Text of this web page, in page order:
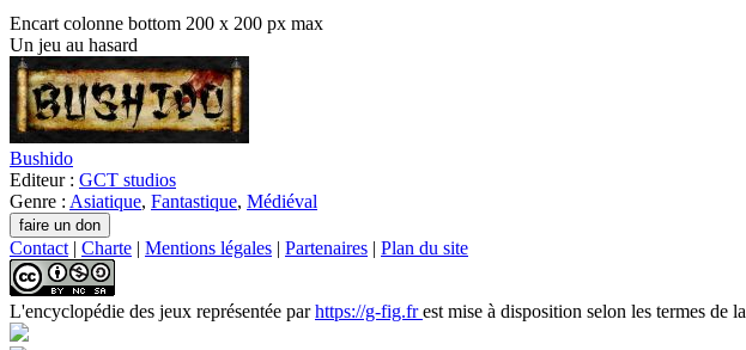
Encart colonne bottom 200 x 200 px max
Un jeu au hasard
Bushido
Editeur : GCT studios
Genre : Asiatique, Fantastique, Médiéval
Contact | Charte | Mentions légales | Partenaires | Plan du site
L'encyclopédie des jeux représentée parhttps://g-fig.frest mise à disposition selon les termes de la